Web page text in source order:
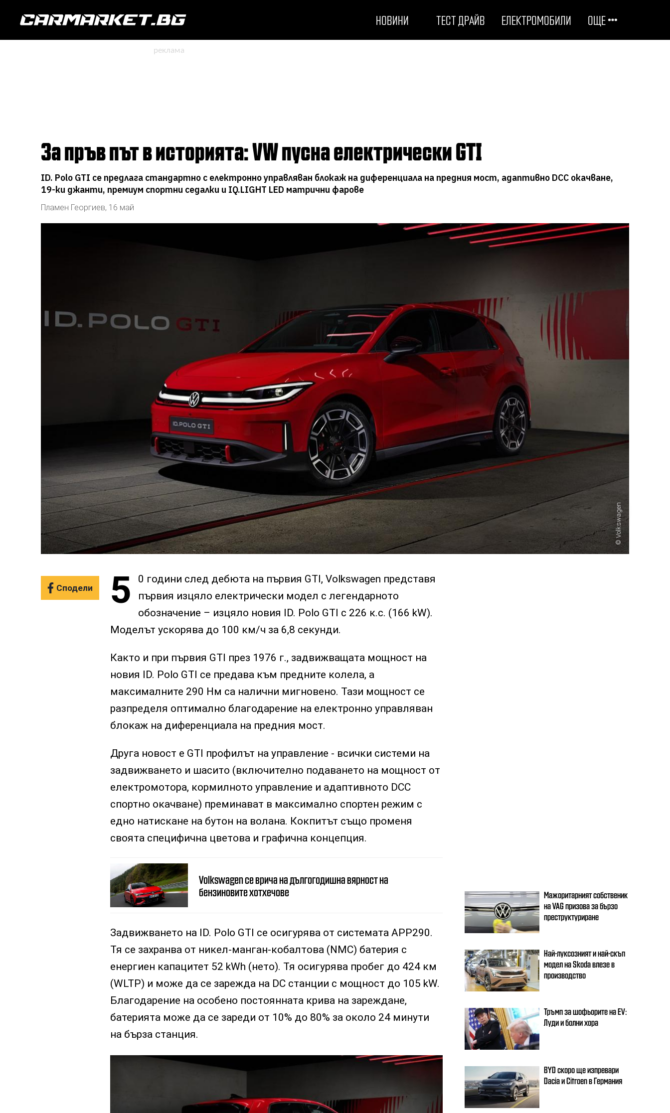
НОВИНИ ОЩЕ
ТЕСТ ДРАЙВ ЕЛЕКТРОМОБИЛИ
ЛЮБОПИТНО
ДРУГИ
За пръв път в историята: VW пусна електрически GTI
ID. Polo GTI се предлага стандартно с електронно управляван блокаж на диференциала на предния мост, адаптивно DCC окачване,
19-ки джанти, премиум спортни седалки и IQ.LIGHT LED матрични фарове
Пламен Георгиев, 16 май
Volkswagen
Сподели 5
0 години след дебюта на първия GTI, Volkswagen представя
първия изцяло електрически модел с легендарното
обозначение – изцяло новия ID. Polo GTI с 226 к.с. (166 kW).
Моделът ускорява до 100 км/ч за 6,8 секунди.
Както и при първия GTI през 1976 г., задвижващата мощност на
новия ID. Polo GTI се предава към предните колела, а
максималните 290 Нм са налични мигновено. Тази мощност се
разпределя оптимално благодарение на електронно управляван
блокаж на диференциала на предния мост.
Друга новост е GTI профилът на управление - всички системи на
задвижването и шасито (включително подаването на мощност от
електромотора, кормилното управление и адаптивното DCC
спортно окачване) преминават в максимално спортен режим с
едно натискане на бутон на волана. Кокпитът също променя
своята специфична цветова и графична концепция.
Volkswagen се врича на дългогодишна вярност на
бензиновите хотхечове
Задвижването на ID. Polo GTI се осигурява от системата APP290.
Тя се захранва от никел-манган-кобалтова (NMC) батерия с
енергиен капацитет 52 kWh (нето). Тя осигурява пробег до 424 км
(WLTP) и може да се зарежда на DC станции с мощност до 105 kW.
Благодарение на особено постоянната крива на зареждане,
батерията може да се зареди от 10% до 80% за около 24 минути
на бърза станция.
Мажоритарният собственик
на VAG призова за бързо
преструктуриране
Най-луксозният и най-скъп
модел на Skoda влезе в
производство
Тръмп за шофьорите на EV:
Луди и болни хора
BYD скоро ще изпревари
Dacia и Citroеn в Германия